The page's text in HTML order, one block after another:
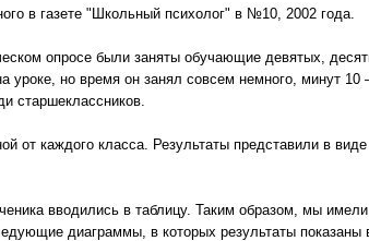
в газете "Школьный психолог" в №10, 2002 года.
опросе были заняты обучающие девятых,
но время он занял совсем немного, минут 10
старшеклассников.
от каждого класса. Результаты представили в
вводились в таблицу. Таким образом, мы
диаграммы, в которых результаты показаны